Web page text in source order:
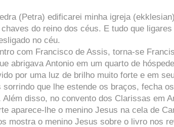
(Petra) edificarei minha igreja
do reino dos céus. E tudo que
no céu.
com Francisco de Assis, torna-se
abrigava Antonio em um quarto de
por uma luz de brilho muito forte e em
que lhe estende os braços, fecha
disso, no convento dos Clarissas em
aparece-lhe o menino Jesus na cela de
mostra o menino Jesus sobre o livro nos